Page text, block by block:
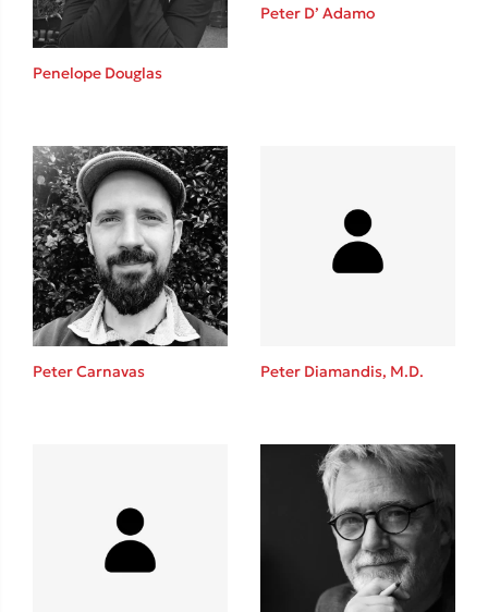
Mel Robbins
Δημοφιλείς Συγγραφείς
Φυστίκι ΠουΚυλάει
Κατρίνα Τσάνταλη
Lucinda Riley
Mimi Matthews
Penelope Douglas
Peter D’ Adamo
Peter Carnavas Peter Diamandis, M.D.